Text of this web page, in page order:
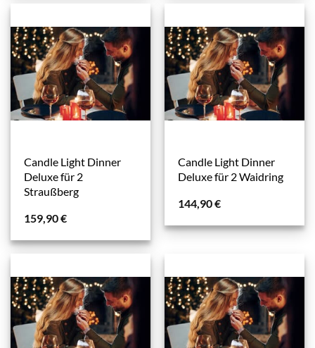
Candle Light Dinner
Deluxe für 2
Straußberg
159,90€
Candle Light Dinner
Deluxe für 2 Waidring
144,90€